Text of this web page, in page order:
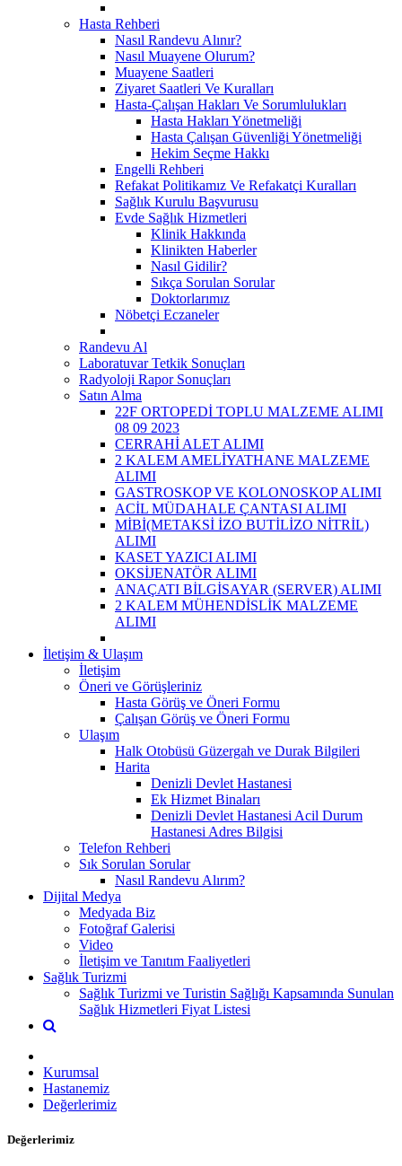
Hasta Rehberi
Nasıl Randevu Alınır?
Nasıl Muayene Olurum?
Muayene Saatleri
Ziyaret Saatleri Ve Kuralları
Hasta-Çalışan Hakları Ve Sorumlulukları
Hasta Hakları Yönetmeliği
Hasta Çalışan Güvenliği Yönetmeliği
Hekim Seçme Hakkı
Engelli Rehberi
Refakat Politikamız Ve Refakatçi Kuralları
Sağlık Kurulu Başvurusu
Evde Sağlık Hizmetleri
Klinik Hakkında
Klinikten Haberler
Nasıl Gidilir?
Sıkça Sorulan Sorular
Doktorlarımız
Nöbetçi Eczaneler
Randevu Al
Laboratuvar Tetkik Sonuçları
Radyoloji Rapor Sonuçları
Satın Alma
22F ORTOPEDİ TOPLU MALZEME ALIMI
08 09 2023
CERRAHİ ALET ALIMI
2 KALEM AMELİYATHANE MALZEME
ALIMI
GASTROSKOP VE KOLONOSKOP ALIMI
ACİL MÜDAHALE ÇANTASI ALIMI
MİBİ(METAKSİ İZO BUTİLİZO NİTRİL)
ALIMI
KASET YAZICI ALIMI
OKSİJENATÖR ALIMI
ANAÇATI BİLGİSAYAR (SERVER) ALIMI
2 KALEM MÜHENDİSLİK MALZEME
ALIMI
İletişim & Ulaşım
İletişim
Öneri ve Görüşleriniz
Hasta Görüş ve Öneri Formu
Çalışan Görüş ve Öneri Formu
Ulaşım
Halk Otobüsü Güzergah ve Durak Bilgileri
Harita
Denizli Devlet Hastanesi
Ek Hizmet Binaları
Denizli Devlet Hastanesi Acil Durum
Hastanesi Adres Bilgisi
Telefon Rehberi
Sık Sorulan Sorular
Nasıl Randevu Alırım?
Dijital Medya
Medyada Biz
Fotoğraf Galerisi
Video
İletişim ve Tanıtım Faaliyetleri
Sağlık Turizmi
Sağlık Turizmi ve Turistin Sağlığı Kapsamında Sunulan
Sağlık Hizmetleri Fiyat Listesi
Kurumsal
Hastanemiz
Değerlerimiz
Değerlerimiz